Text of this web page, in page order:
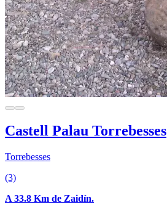
Castell Palau Torrebesses
Torrebesses
(3)
A 33.8 Km de Zaidín.